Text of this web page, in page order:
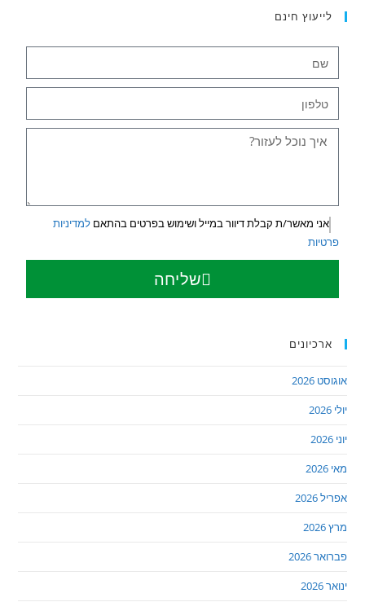
לייעוץ חינם
אני מאשר/ת קבלת דיוור במייל ושימוש בפרטים בהתאםלמדיניות
פרטיות
שליחה
ארכיונים
אוגוסט 2026
יולי 2026
יוני 2026
מאי 2026
אפריל 2026
מרץ 2026
פברואר 2026
ינואר 2026